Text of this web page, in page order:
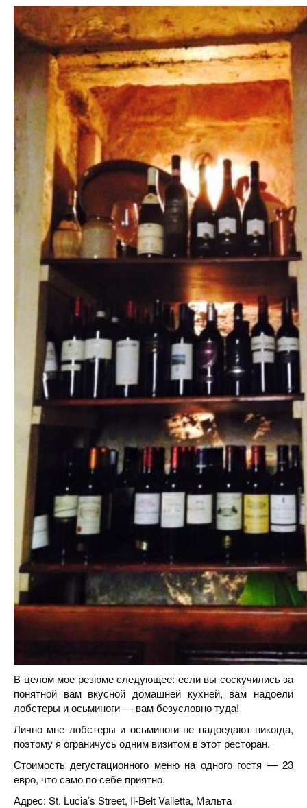
В целом мое резюме следующее: если вы соскучились за
понятной вам вкусной домашней кухней, вам надоели
лобстеры и осьминоги — вам безусловно туда!
Лично мне лобстеры и осьминоги не надоедают никогда,
поэтому я ограничусь одним визитом в этот ресторан.
Стоимость дегустационного меню на одного гостя — 23
евро, что само по себе приятно.
Адрес: St. Lucia’s Street, Il-Belt Valletta, Мальта